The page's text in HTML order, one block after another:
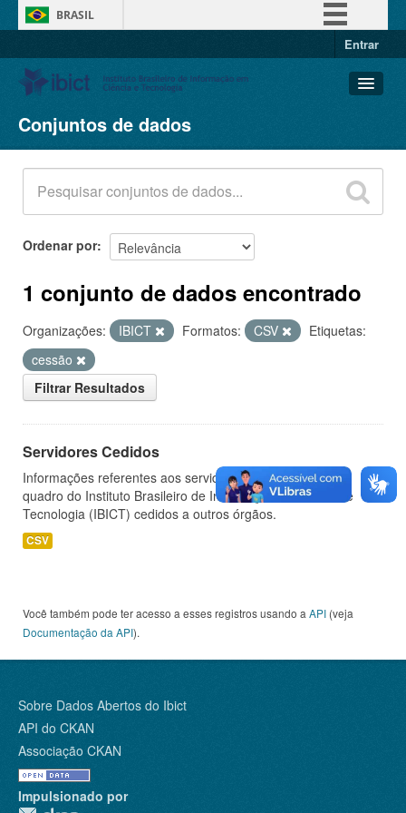
BRASIL
Entrar
Conjuntos de dados
Organizações
Grupos
Sobre
Conjuntos de dados
Ordenar por
1 conjunto de dados encontrado
Organizações: IBICT Formatos: CSV
Etiquetas:
cessão
Filtrar Resultados
Servidores Cedidos
Informações referentes aos servidores pertencentes ao
quadro do Instituto Brasileiro de Informação em Ciência e
Tecnologia (IBICT) cedidos a outros órgãos.
CSV
Você também pode ter acesso a esses registros usando a API (veja
Documentação da API).
Sobre Dados Abertos do Ibict
API do CKAN
Associação CKAN
Impulsionado por